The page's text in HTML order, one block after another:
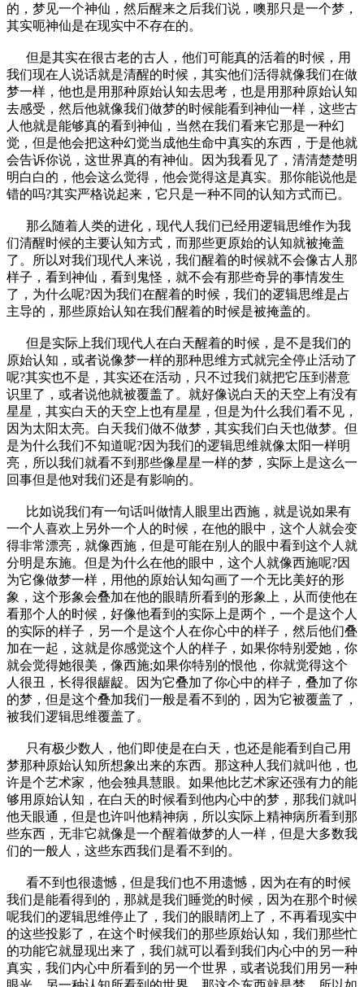
的，梦见一个神仙，然后醒来之后我们说，噢那只是一个梦，
其实呃神仙是在现实中不存在的。
但是其实在很古老的古人，他们可能真的活着的时候，用
我们现在人说话就是清醒的时候，其实他们活得就像我们在做
梦一样，他也是用那种原始认知去思考，也是用那种原始认知
去感受，然后他就像我们做梦的时候能看到神仙一样，这些古
人他就是能够真的看到神仙，当然在我们看来它那是一种幻
觉，但是他会把这种幻觉当成他生命中真实的东西，于是他就
会告诉你说，这世界真的有神仙。因为我看见了，清清楚楚明
明白白的，他会这么觉得，他会觉得这是真实。那你能说他是
错的吗?其实严格说起来，它只是一种不同的认知方式而已。
那么随着人类的进化，现代人我们已经用逻辑思维作为我
们清醒时候的主要认知方式，而那些更原始的认知就被掩盖
了。所以对我们现代人来说，我们醒着的时候就不会像古人那
样子，看到神仙，看到鬼怪，就不会有那些奇异的事情发生
了，为什么呢?因为我们在醒着的时候，我们的逻辑思维是占
主导的，那些原始认知在我们醒着的时候是被掩盖的。
但是实际上我们现代人在白天醒着的时候，是不是我们的
原始认知，或者说像梦一样的那种思维方式就完全停止活动了
呢?其实也不是，其实还在活动，只不过我们就把它压到潜意
识里了，或者说他就被覆盖了。就好像说白天的天空上有没有
星星，其实白天的天空上也有星星，但是为什么我们看不见，
因为太阳太亮。白天我们做不做梦，其实我们白天也做梦。但
是为什么我们不知道呢?因为我们的逻辑思维就像太阳一样明
亮，所以我们就看不到那些像星星一样的梦，实际上是这么一
回事但是他对我们还是有影响的。
比如说我们有一句话叫做情人眼里出西施，就是说如果有
一个人喜欢上另外一个人的时候，在他的眼中，这个人就会变
得非常漂亮，就像西施，但是可能在别人的眼中看到这个人就
分明是东施。但是为什么在他的眼中，这个人就像西施呢?因
为它像做梦一样，用他的原始认知勾画了一个无比美好的形
象，这个形象会叠加在他的眼睛所看到的形象上，从而使他在
看那个人的时候，好像他看到的实际上是两个，一个是这个人
的实际的样子，另一个是这个人在你心中的样子，然后他们叠
加在一起，这就是你感觉这个人的样子，如果你特别爱她，你
就会觉得她很美，像西施;如果你特别的恨他，你就觉得这个
人很丑，长得很龌龊。因为它叠加了你心中的样子，叠加了你
的梦，但是这个叠加我们一般是看不到的，因为它被覆盖了，
被我们逻辑思维覆盖了。
只有极少数人，他们即使是在白天，也还是能看到自己用
梦那种原始认知所想象出来的东西。那这种人我们就叫他，也
许是个艺术家，他会独具慧眼。如果他比艺术家还强有力的能
够用原始认知，在白天的时候看到他内心中的梦，那我们就叫
他天眼通，但是也许叫他精神病，所以实际上精神病所看到那
些东西，无非它就像是一个醒着做梦的人一样，但是大多数我
们的一般人，这些东西我们是看不到的。
看不到也很遗憾，但是我们也不用遗憾，因为在有的时候
我们是能看得到的，那就是我们睡觉的时候，因为在那个时候
呢我们的逻辑思维停止了，我们的眼睛闭上了，不再看现实中
的这些投影了，在这个时候我们的那些原始认知，我们那些忙
的功能它就显现出来了，我们就可以看到我们内心中的另一种
真实，我们内心中所看到的另一个世界，或者说我们用另一种